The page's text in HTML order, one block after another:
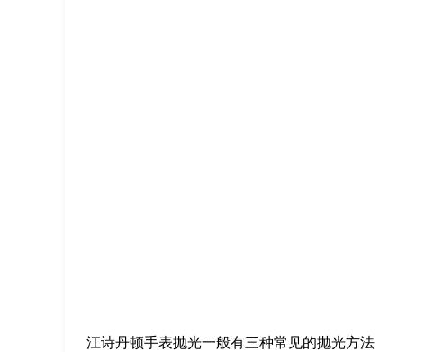
江诗丹顿手表抛光一般有三种常见的抛光方法